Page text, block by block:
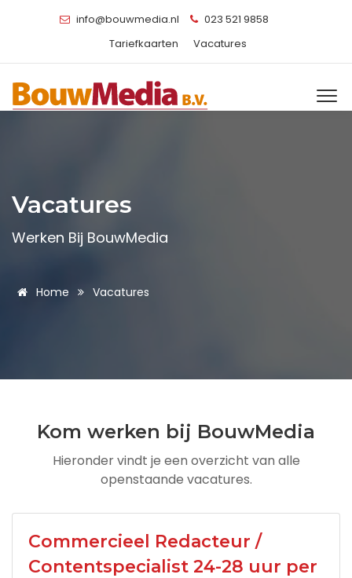
info@bouwmedia.nl
023 521 9858
Tariefkaarten
Vacatures
Vacatures
Werken Bij BouwMedia
Home Vacatures
Kom werken bij BouwMedia
Hieronder vindt je een overzicht van alle
openstaande vacatures.
Commercieel Redacteur /
Contentspecialist 24-28 uur per